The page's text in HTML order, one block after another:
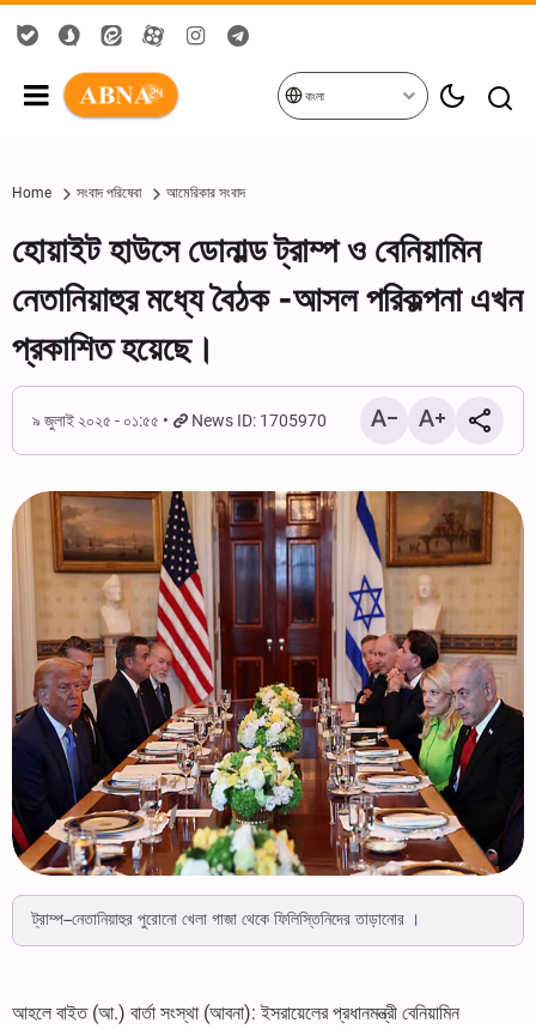
বাংলা
Home সংবাদ পরিষেবা আমেরিকার সংবাদ
হোয়াইট হাউসে ডোনাল্ড ট্রাম্প ও বেনিয়ামিন
নেতানিয়াহুর মধ্যে বৈঠক -আসল পরিকল্পনা এখন
প্রকাশিত হয়েছে।
৯ জুলাই ২০২৫ - ০১:৫৫ News ID: 1705970
ট্রাম্প–নেতানিয়াহুর পুরোনো খেলা গাজা থেকে ফিলিস্তিনিদের তাড়ানোর ।
আহলে বাইত (আ.) বার্তা সংস্থা (আবনা): ইসরায়েলের প্রধানমন্ত্রী বেনিয়ামিন